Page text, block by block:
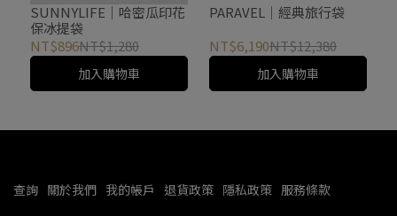
SUNNYLIFE｜哈密瓜印花
保冰提袋
NT$896NT$1,280
加入購物車
PARAVEL｜經典旅行袋
NT$6,190NT$12,380
加入購物車
查詢 關於我們 我的帳戶 退貨政策 隱私政策 服務條款